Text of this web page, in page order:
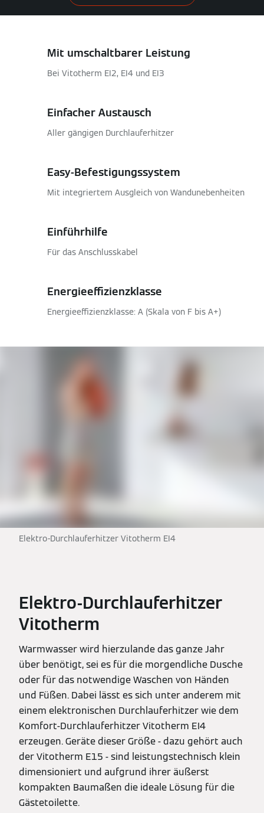
Mit umschaltbarer Leistung
Bei Vitotherm EI2, EI4 und EI3
Einfacher Austausch
Aller gängigen Durchlauferhitzer
Easy-Befestigungssystem
Mit integriertem Ausgleich von Wandunebenheiten
Einführhilfe
Für das Anschlusskabel
Energieeffizienzklasse
Energieeffizienzklasse: A (Skala von F bis A+)
Elektro-Durchlauferhitzer Vitotherm EI4
Elektro-Durchlauferhitzer
Vitotherm
Warmwasser wird hierzulande das ganze Jahr
über benötigt, sei es für die morgendliche Dusche
oder für das notwendige Waschen von Händen
und Füßen. Dabei lässt es sich unter anderem mit
einem elektronischen Durchlauferhitzer wie dem
Komfort-Durchlauferhitzer Vitotherm EI4
erzeugen. Geräte dieser Größe - dazu gehört auch
der Vitotherm E15 - sind leistungstechnisch klein
dimensioniert und aufgrund ihrer äußerst
kompakten Baumaßen die ideale Lösung für die
Gästetoilette.